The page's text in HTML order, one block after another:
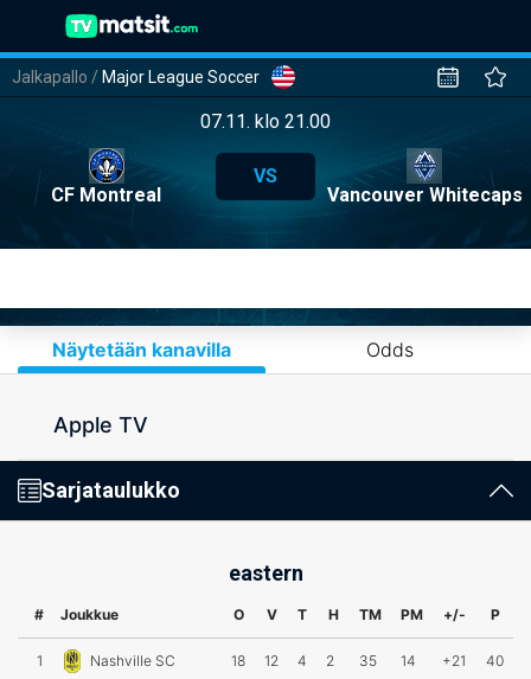
Jalkapallo / Major League Soccer
07.11. klo 21.00
CF Montreal
VS
Vancouver Whitecaps
Näytetään kanavilla Odds
Apple TV
Sarjataulukko
eastern
# Joukkue O V T H TM PM +/- P
1 Nashville SC 18 12 4 2 35 14 +21 40